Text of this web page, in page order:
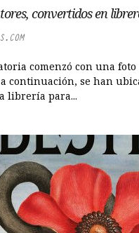
convertidos en
comenzó con una
continuación, se han
librería para...